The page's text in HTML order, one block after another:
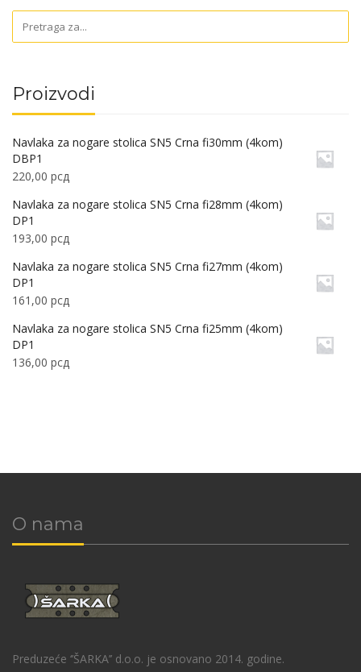
Proizvodi
Navlaka za nogare stolica SN5 Crna fi30mm (4kom)
DBP1
220,00 рсд
Navlaka za nogare stolica SN5 Crna fi28mm (4kom)
DP1
193,00 рсд
Navlaka za nogare stolica SN5 Crna fi27mm (4kom)
DP1
161,00 рсд
Navlaka za nogare stolica SN5 Crna fi25mm (4kom)
DP1
136,00 рсд
O nama
Preduzeće ‘’ŠARKA’’ d.o.o. je osnovano 2014. godine.